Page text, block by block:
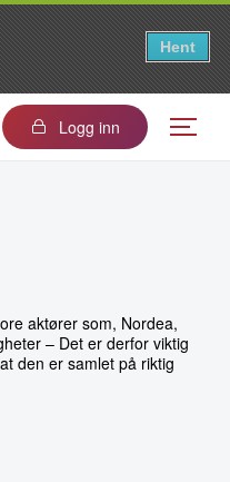
Hent
Logg inn
aktører som, Nordea,
– Det er derfor viktig
den er samlet på riktig